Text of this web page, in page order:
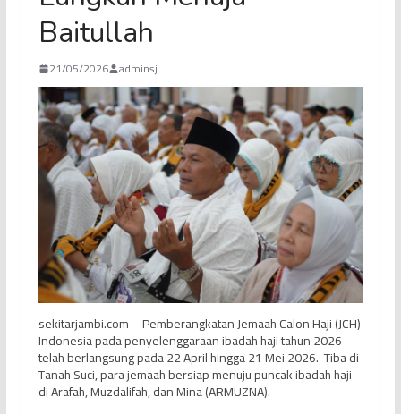
Baitullah
21/05/2026 adminsj
sekitarjambi.com – Pemberangkatan Jemaah Calon Haji (JCH)
Indonesia pada penyelenggaraan ibadah haji tahun 2026
telah berlangsung pada 22 April hingga 21 Mei 2026. Tiba di
Tanah Suci, para jemaah bersiap menuju puncak ibadah haji
di Arafah, Muzdalifah, dan Mina (ARMUZNA).